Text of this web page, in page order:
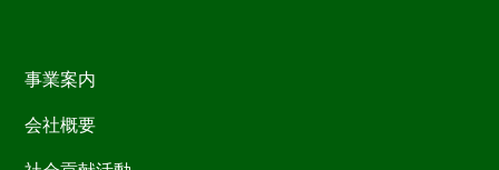
事業案内
会社概要